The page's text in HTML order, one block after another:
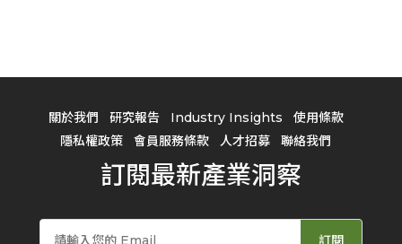
關於我們 研究報告 Industry Insights
使用條款
隱私權政策
會員服務條款 人才招募 聯絡我們
訂閱最新產業洞察
訂閱